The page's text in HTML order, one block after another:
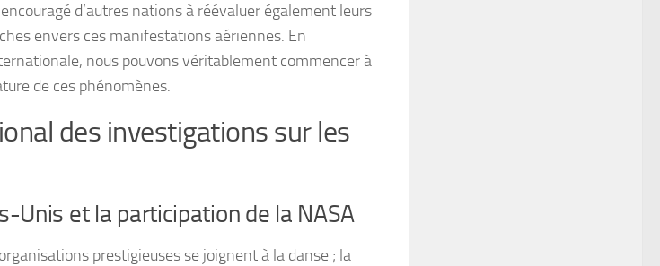
d’autres nations à réévaluer également leurs
envers ces manifestations aériennes. En
nous pouvons véritablement commencer à
de ces phénomènes.
des investigations sur les
Unis et la participation de la NASA
prestigieuses se joignent à la danse ; la